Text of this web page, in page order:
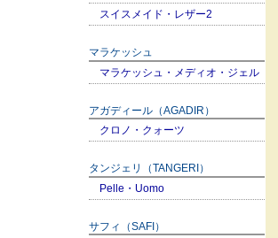
スイスメイド・レザー2
マラケッシュ
マラケッシュ・メディオ・ジェル
アガディール（AGADIR）
クロノ・クォーツ
タンジェリ（TANGERI）
Pelle・Uomo
サフィ（SAFI）